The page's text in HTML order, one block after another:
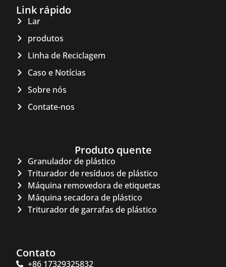
Link rápido
Lar
produtos
Linha de Reciclagem
Caso e Notícias
Sobre nós
Contate-nos
Produto quente
Granulador de plástico
Triturador de resíduos de plástico
Máquina removedora de etiquetas
Máquina secadora de plástico
Triturador de garrafas de plástico
Contato
+86 17329325832